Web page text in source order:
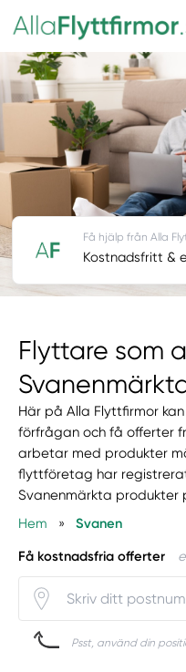
Flyttare som
Här på Alla Flyttfirmor
förfrågan och få offerter
arbetar med produkter
flyttföretag har
Svanenmärkta produkter
Hem
» Svanen
Få kostnadsfria offerter
Psst, använd din
Få hjälp från Alla
Kostnadsfritt &